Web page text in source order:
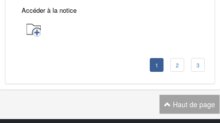
Accéder à la notice
1 2 3
Haut de page